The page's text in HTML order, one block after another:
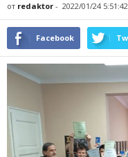
от redaktor - 2022/01/24
Facebook